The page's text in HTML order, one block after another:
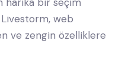
web
ve zengin özelliklere